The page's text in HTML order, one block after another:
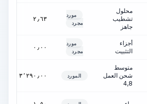
محلول
تشطيب
جاهز
مورد
مجرد
٢٫٦٣
أجزاء
التثبيت
مورد
مجرد
٠٫٠٠
متوسط
شحن العمل
4,8
المورد ٣٬٢٩٠٫٠٠